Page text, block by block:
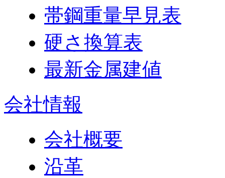
帯鋼重量早見表
硬さ換算表
最新金属建値
会社情報
会社概要
沿革